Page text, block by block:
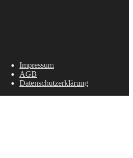
Impressum
AGB
Datenschutzerklärung